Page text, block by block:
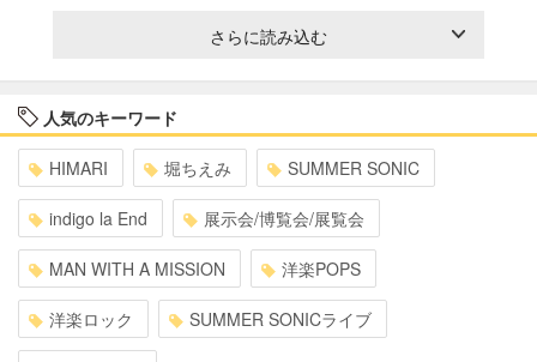
さらに読み込む
人気のキーワード
HIMARI 堀ちえみ SUMMER SONIC
indigo la End 展示会/博覧会/展覧会
MAN WITH A MISSION 洋楽POPS
洋楽ロック SUMMER SONICライブ